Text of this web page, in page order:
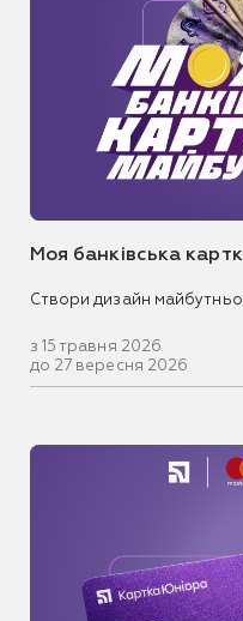
Моя банківська
Створи дизайн
з 15 травня 2026
до 27 вересня 2026